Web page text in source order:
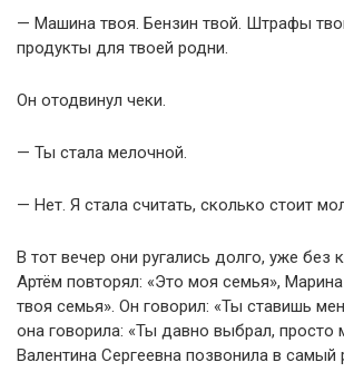
— Машина твоя. Бензин твой. Штрафы
продукты для твоей родни.
Он отодвинул чеки.
— Ты стала мелочной.
— Нет. Я стала считать, сколько стоит
В тот вечер они ругались долго, уже без
Артём повторял: «Это моя семья»,
твоя семья». Он говорил: «Ты ставишь
она говорила: «Ты давно выбрал, просто
Валентина Сергеевна позвонила в самый